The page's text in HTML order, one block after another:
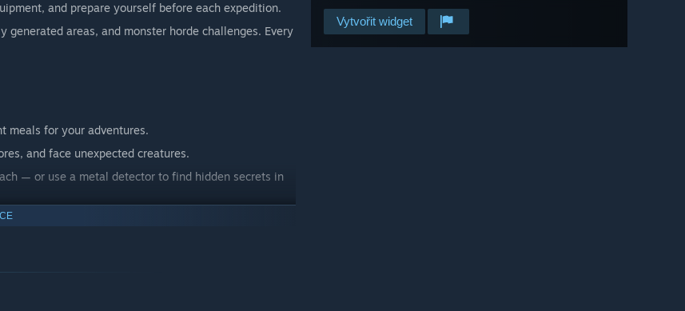
Vytvořit widget
and prepare yourself before each expedition.
generated areas, and monster horde challenges. Every
meals for your adventures.
and face unexpected creatures.
— or use a metal detector to find hidden secrets in
your gear to face greater challenges.
classics.